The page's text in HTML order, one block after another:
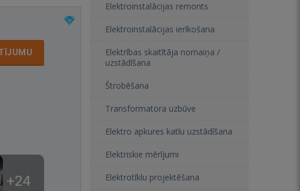
+24
Elektroinstalācijas remonts
Elektroinstalācijas ierīkošana
Elektrības skaitītāja nomaiņa /
uzstādīšana
Štrobēšana
Transformatora uzbūve
Elektro apkures katlu uzstādīšana
Elektriskie mērījumi
Elektrotīklu projektēšana